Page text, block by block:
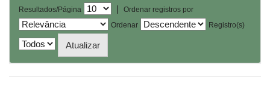
Resultados/Página |
Ordenar registros por
Ordenar
Registro(s)